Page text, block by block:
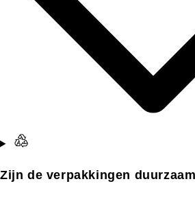
Zijn de verpakkingen